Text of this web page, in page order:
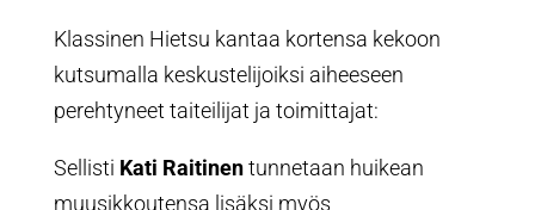
Klassinen Hietsu kantaa kortensa kekoon
kutsumalla keskustelijoiksi aiheeseen
perehtyneet taiteilijat ja toimittajat:
Sellisti Kati Raitinentunnetaan huikean
muusikkoutensa lisäksi myös